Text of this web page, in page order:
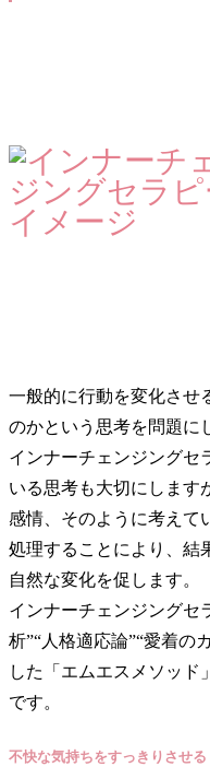
一般的に行動を変化させ
のかという思考を問題に
インナーチェンジングセ
いる思考も大切にします
感情、そのように考えて
処理することにより、結
自然な変化を促します。
インナーチェンジングセ
析”“人格適応論”“愛着の
した「エムエスメソッド
です。
不快な気持ちをすっきりさせる